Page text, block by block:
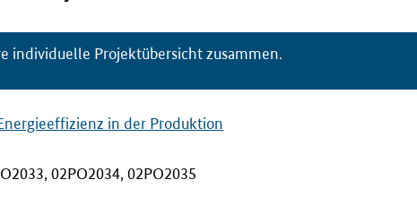
individuelle Projektübersicht zusammen.
in der Produktion
02PO2034, 02PO2035